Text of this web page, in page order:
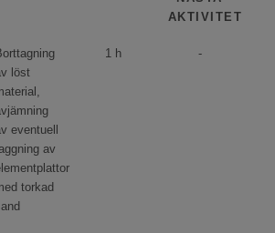
AKTIVITET
löst
eventuell
av
torkad
1 h -